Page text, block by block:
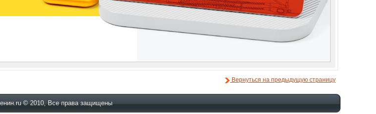
Вернуться на предыдущую страницу
© 2010, Все права защищены